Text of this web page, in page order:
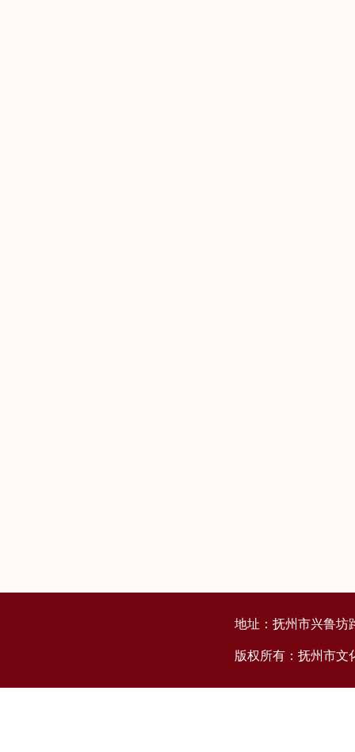
地址：抚州市兴鲁坊
版权所有：抚州市文